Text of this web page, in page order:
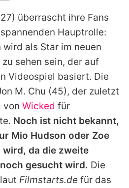
auf Promiflash
Jobs
runterladen
Team
Richtlinien
Impressum
überrascht ihre Fans
Hauptrolle:
als Star im neuen
sehen sein, der auf
Videospiel basiert. Die
M. Chu (45), der zuletzt
von Wicked für
Noch ist nicht bekannt,
Mio Hudson oder Zoe
da die zweite
gesucht wird. Die
Filmstarts.de für das